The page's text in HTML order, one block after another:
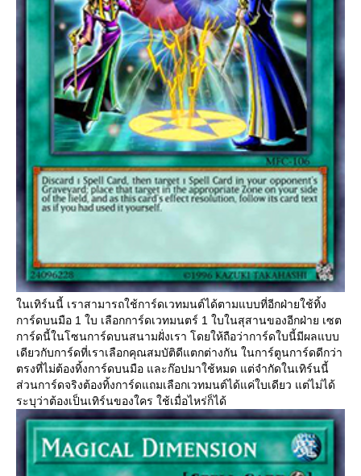
นเทิร์นนี้ เราสามารถใช้การ์ดเวทมนต์ได้ตามแบบที่อีกฝ่ายใช้ทิ้ง
การ์ดบนมือ 1 ใบ เลือกการ์ดเวทมนตร์ 1 ใบในสุสานของอีกฝ่าย เซต
การ์ดนี้ในโซนการ์ดบนสนามฝั่งเรา โดยให้ถือว่าการ์ดใบนี้มีผลแบบ
เดียวกับการ์ดที่เราเลือกคุณสมบัติดีแตกต่างกัน ในการ์ตูนการ์ดดีกว่า
ตรงที่ไม่ต้องทิ้งการ์ดบนมือ และก๊อปมาใช้หมด แต่จำกัดในเทิร์นนี้
ส่วนการ์ดจริงต้องทิ้งการ์ดแถมเลือกเวทมนต์ได้แค่ใบเดียว แต่ไม่ได้
ระบุว่าต้องเป็นเทิร์นของใคร ใช้เมื่อไหร่ก็ได้